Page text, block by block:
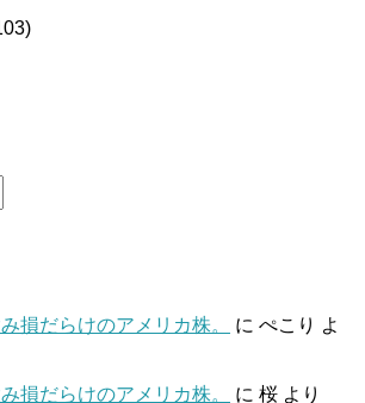
損だらけのアメリカ株。 に ぺこり よ
損だらけのアメリカ株。
に 桜 より